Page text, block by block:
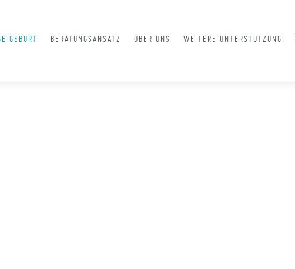
GEBURT BERATUNGSANSATZ ÜBER UNS WEITERE UNTERSTÜTZUNG